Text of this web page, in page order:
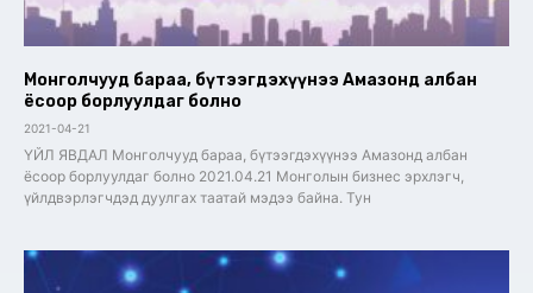
Монголчууд бараа, бүтээгдэхүүнээ Амазонд албан
ёсоор борлуулдаг болно
2021-04-21
ҮЙЛ ЯВДАЛ Монголчууд бараа, бүтээгдэхүүнээ Амазонд албан
ёсоор борлуулдаг болно 2021.04.21 Монголын бизнес эрхлэгч,
үйлдвэрлэгчдэд дуулгах таатай мэдээ байна. Тун